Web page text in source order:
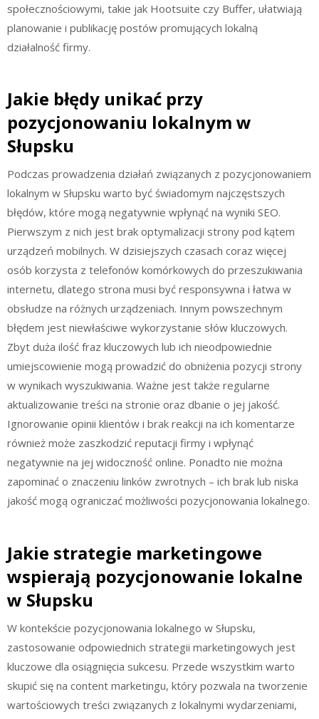
społecznościowymi, takie jak Hootsuite czy Buffer, ułatwiają
planowanie i publikację postów promujących lokalną
działalność firmy.
Jakie błędy unikać przy
pozycjonowaniu lokalnym w
Słupsku
Podczas prowadzenia działań związanych z pozycjonowaniem
lokalnym w Słupsku warto być świadomym najczęstszych
błędów, które mogą negatywnie wpłynąć na wyniki SEO.
Pierwszym z nich jest brak optymalizacji strony pod kątem
urządzeń mobilnych. W dzisiejszych czasach coraz więcej
osób korzysta z telefonów komórkowych do przeszukiwania
internetu, dlatego strona musi być responsywna i łatwa w
obsłudze na różnych urządzeniach. Innym powszechnym
błędem jest niewłaściwe wykorzystanie słów kluczowych.
Zbyt duża ilość fraz kluczowych lub ich nieodpowiednie
umiejscowienie mogą prowadzić do obniżenia pozycji strony
w wynikach wyszukiwania. Ważne jest także regularne
aktualizowanie treści na stronie oraz dbanie o jej jakość.
Ignorowanie opinii klientów i brak reakcji na ich komentarze
również może zaszkodzić reputacji firmy i wpłynąć
negatywnie na jej widoczność online. Ponadto nie można
zapominać o znaczeniu linków zwrotnych – ich brak lub niska
jakość mogą ograniczać możliwości pozycjonowania lokalnego.
Jakie strategie marketingowe
wspierają pozycjonowanie lokalne
w Słupsku
W kontekście pozycjonowania lokalnego w Słupsku,
zastosowanie odpowiednich strategii marketingowych jest
kluczowe dla osiągnięcia sukcesu. Przede wszystkim warto
skupić się na content marketingu, który pozwala na tworzenie
wartościowych treści związanych z lokalnymi wydarzeniami,